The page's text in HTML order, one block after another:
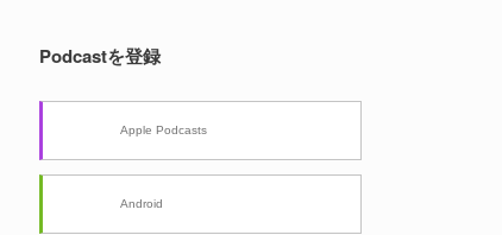
Podcastを登録
Apple Podcasts
Android